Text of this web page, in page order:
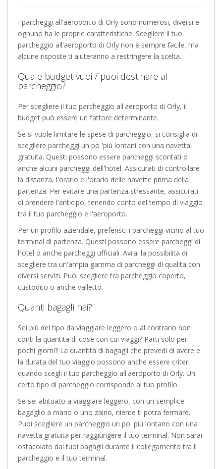
I parcheggi all'aeroporto di Orly sono numerosi, diversi e
ognuno ha le proprie caratteristiche. Scegliere il tuo
parcheggio all'aeroporto di Orly non è sempre facile, ma
alcune risposte ti aiuteranno a restringere la scelta.
Quale budget vuoi / puoi destinare al
parcheggio?
Per scegliere il tuo parcheggio all'aeroporto di Orly, il
budget può essere un fattore determinante.
Se si vuole limitare le spese di parcheggio, si consiglia di
scegliere parcheggi un po 'più lontani con una navetta
gratuita. Questi possono essere parcheggi scontati o
anche alcuni parcheggi dell'hotel. Assicurati di controllare
la distanza, l'orario e l'orario delle navette prima della
partenza. Per evitare una partenza stressante, assicurati
di prendere l'anticipo, tenendo conto del tempo di viaggio
tra il tuo parcheggio e l'aeroporto.
Per un profilo aziendale, preferisci i parcheggi vicino al tuo
terminal di partenza. Questi possono essere parcheggi di
hotel o anche parcheggi ufficiali. Avrai la possibilita di
scegliere tra un'ampia gamma di parcheggi di qualita con
diversi servizi. Puoi scegliere tra parcheggio coperto,
custodito o anche valletto.
Quanti bagagli hai?
Sei più del tipo da viaggiare leggero o al contrario non
conti la quantita di cose con cui viaggi? Parti solo per
pochi giorni? La quantita di bagagli che prevedi di avere e
la durata del tuo viaggio possono anche essere criteri
quando scegli il tuo parcheggio all'aeroporto di Orly. Un
certo tipo di parcheggio corrisponde al tuo profilo.
Se sei abituato a viaggiare leggero, con un semplice
bagaglio a mano o uno zaino, niente ti potra fermare.
Puoi scegliere un parcheggio un po 'più lontano con una
navetta gratuita per raggiungere il tuo terminal. Non sarai
ostacolato dai tuoi bagagli durante il collegamento tra il
parcheggio e il tuo terminal.